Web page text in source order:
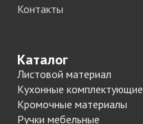
Контакты
Каталог
Листовой материал
Кухонные комплектующие
Кромочные материалы
Ручки мебельные